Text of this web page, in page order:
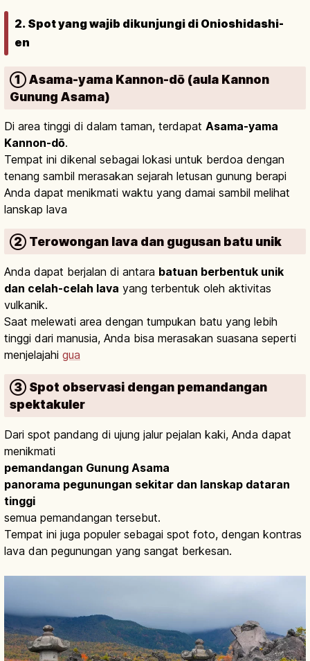
2. Spot yang wajib dikunjungi di Onioshidashi-
en
① Asama-yama Kannon-dō (aula Kannon
Gunung Asama)
Di area tinggi di dalam taman, terdapat Asama-yama
Kannon-dō.
Tempat ini dikenal sebagai lokasi untuk berdoa dengan
tenang sambil merasakan sejarah letusan gunung berapi
Anda dapat menikmati waktu yang damai sambil melihat
lanskap lava
② Terowongan lava dan gugusan batu unik
Anda dapat berjalan di antara batuan berbentuk unik
dan celah-celah lava yang terbentuk oleh aktivitas
vulkanik.
Saat melewati area dengan tumpukan batu yang lebih
tinggi dari manusia, Anda bisa merasakan suasana seperti
menjelajahi gua
③ Spot observasi dengan pemandangan
spektakuler
Dari spot pandang di ujung jalur pejalan kaki, Anda dapat
menikmati
pemandangan Gunung Asama
panorama pegunungan sekitar dan lanskap dataran
tinggi
semua pemandangan tersebut.
Tempat ini juga populer sebagai spot foto, dengan kontras
lava dan pegunungan yang sangat berkesan.